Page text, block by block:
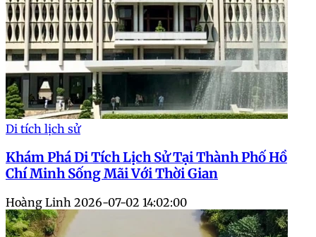
Di tích lịch sử
Khám Phá Di Tích Lịch Sử Tại Thành Phố Hồ
Chí Minh Sống Mãi Với Thời Gian
Hoàng Linh 2026-07-02 14:02:00